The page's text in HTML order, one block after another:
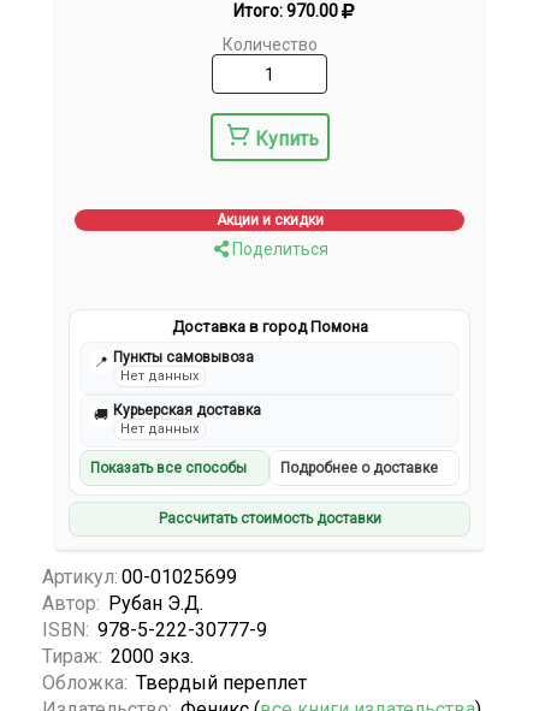
Итого:970.00
Количество
Купить
Акции и скидки
Поделиться
Доставка в город Помона
📍 Пункты самовывоза
Нет данных
🚚 Курьерская доставка
Нет данных
Показать все способы Подробнее о доставке
Рассчитать стоимость доставки
Артикул: 00-01025699
Автор: Рубан Э.Д.
ISBN: 978-5-222-30777-9
Тираж: 2000 экз.
Обложка: Твердый переплет